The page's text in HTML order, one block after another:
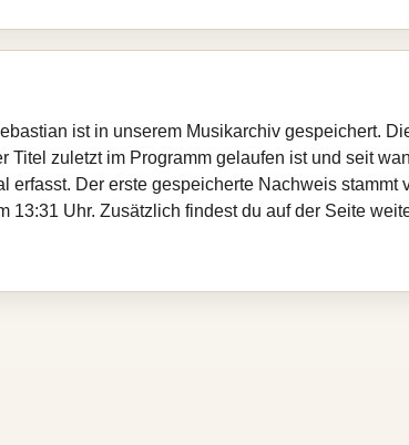
ist in unserem Musikarchiv gespeichert.
Titel zuletzt im Programm gelaufen ist und seit
erfasst. Der erste gespeicherte Nachweis stammt
13:31 Uhr. Zusätzlich findest du auf der Seite